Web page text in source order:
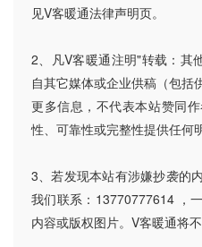
见V客暖通法律声明页。
2、凡V客暖通注明"转载：其
自其它媒体或企业供稿（包括
更多信息，不代表本站赞同
性、可靠性或完整性提供任何
3、若发现本站有涉嫌抄袭的
我们联系：13770777614 ，
内容或版权图片。V客暖通将